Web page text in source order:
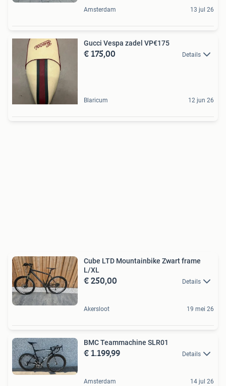
Amsterdam 13 jul 26
Gucci Vespa zadel VP€175
€ 175,00 Details
Blaricum 12 jun 26
Cube LTD Mountainbike Zwart frame
L/XL
€ 250,00 Details
Akersloot 19 mei 26
BMC Teammachine SLR01
€ 1.199,99 Details
Amsterdam 14 jul 26